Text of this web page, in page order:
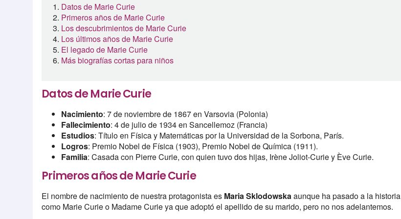
Datos de Marie Curie
Primeros años de Marie Curie
Los descubrimientos de Marie Curie
Los últimos años de Marie Curie
El legado de Marie Curie
Más biografías cortas para niños
Datos de Marie Curie
Nacimiento: 7 de noviembre de 1867 en Varsovia (Polonia)
Fallecimiento: 4 de julio de 1934 en Sancellemoz (Francia)
Estudios: Título en Física y Matemáticas por la Universidad de la Sorbona, París.
Logros: Premio Nobel de Física (1903), Premio Nobel de Química (1911).
Familia: Casada con Pierre Curie, con quien tuvo dos hijas, Irène Joliot-Curie y Ève Curie.
Primeros años de Marie Curie
El nombre de nacimiento de nuestra protagonista es Maria Sklodowskaaunque ha pasado a la historia
como Marie Curie o Madame Curie ya que adoptó el apellido de su marido, pero no nos adelantemos.